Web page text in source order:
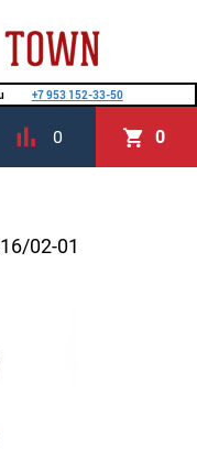
+7 953 152-33-50
0 0
02-01